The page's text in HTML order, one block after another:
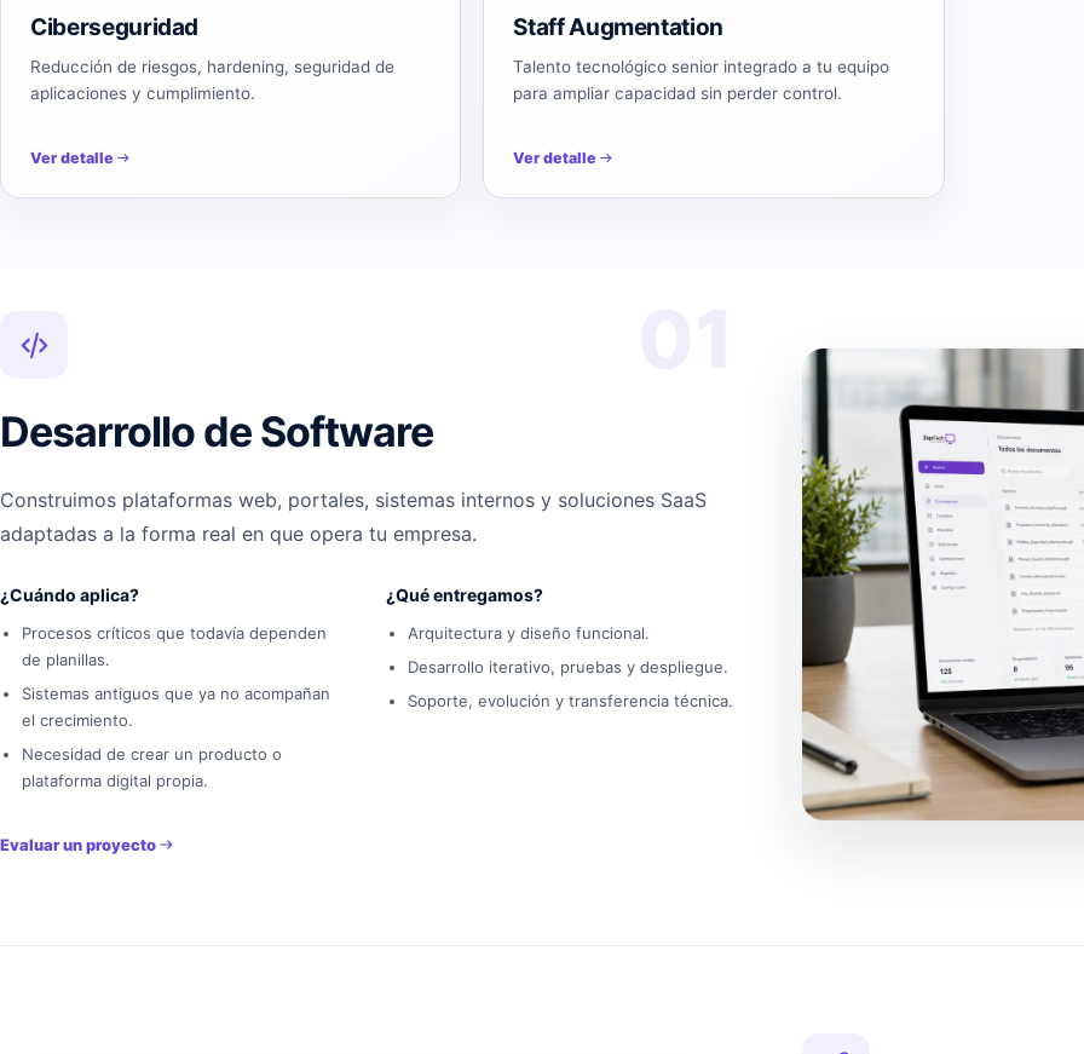
Ciberseguridad
Reducción de riesgos, hardening, seguridad de
aplicaciones y cumplimiento.
Ver detalle
Staff Augmentation
Talento tecnológico senior integrado a tu equipo
para ampliar capacidad sin perder control.
Ver detalle
Desarrollo de Software
Construimos plataformas web, portales, sistemas internos y soluciones SaaS
adaptadas a la forma real en que opera tu empresa.
¿Cuándo aplica?
Procesos críticos que todavía dependen
de planillas.
Sistemas antiguos que ya no acompañan
el crecimiento.
Necesidad de crear un producto o
plataforma digital propia.
¿Qué entregamos?
Arquitectura y diseño funcional.
Desarrollo iterativo, pruebas y despliegue.
Soporte, evolución y transferencia técnica.
Evaluar un proyecto